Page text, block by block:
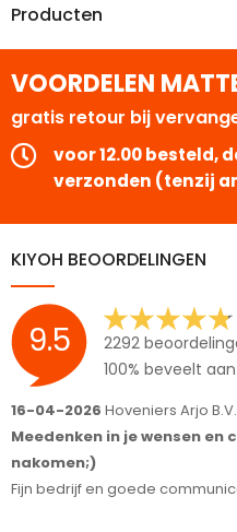
Producten
VOORDELEN
gratis retour bij
voor 12.00 besteld,
verzonden (tenzij
KIYOH BEOORDELINGEN
9.5
2292
100% beveelt aan
16-04-2026 Hoveniers Arjo
Meedenken in je wensen
nakomen;)
Fijn bedrijf en goede